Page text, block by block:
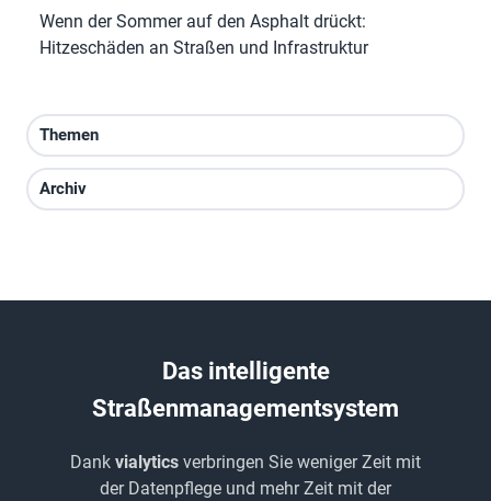
Wenn der Sommer auf den Asphalt drückt:
Hitzeschäden an Straßen und Infrastruktur
Themen
Archiv
Das intelligente
Straßenmanagementsystem
Dank vialytics verbringen Sie weniger Zeit mit
der Datenpflege und mehr Zeit mit der